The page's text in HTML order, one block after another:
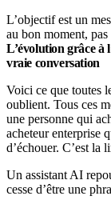
L’objectif est un
au bon moment,
L’évolution grâce à
vraie conversation
Voici ce que toutes
oublient. Tous ces
une personne qui
acheteur enterprise
d’échouer. C’est la
Un assistant AI
cesse d’être une